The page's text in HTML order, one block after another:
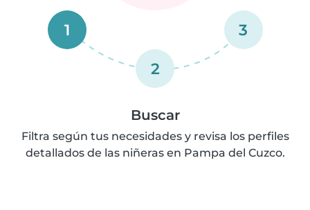
1
2
3
Buscar
Filtra según tus necesidades y revisa los perfiles
detallados de las niñeras en Pampa del Cuzco.